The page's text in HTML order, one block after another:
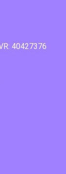
40427376